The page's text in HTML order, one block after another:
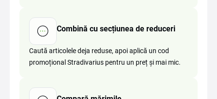
Combină cu secțiunea de reduceri
Caută articolele deja reduse, apoi aplică un cod
promoțional Stradivarius pentru un preț și mai mic.